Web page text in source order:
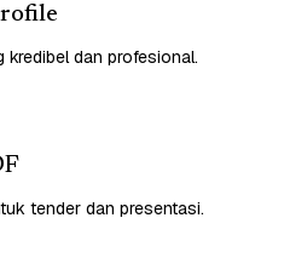
dan profesional.
tender dan presentasi.